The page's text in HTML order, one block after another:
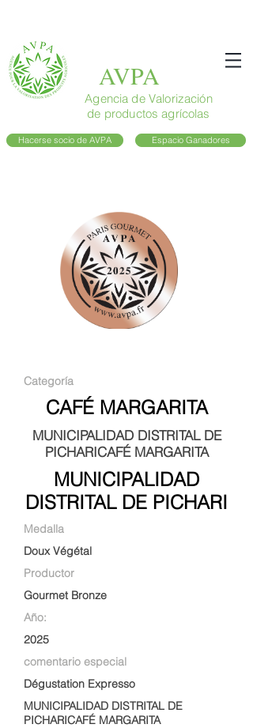
AVPA
Agencia de Valorización
de productos agrícolas
Hacerse socio de AVPA Espacio Ganadores
Categoría
CAFÉ MARGARITA
MUNICIPALIDAD DISTRITAL DE
PICHARICAFÉ MARGARITA
MUNICIPALIDAD
DISTRITAL DE PICHARI
Medalla
Doux Végétal
Productor
Gourmet Bronze
Año:
2025
comentario especial
Dégustation Expresso
MUNICIPALIDAD DISTRITAL DE
PICHARICAFÉ MARGARITA